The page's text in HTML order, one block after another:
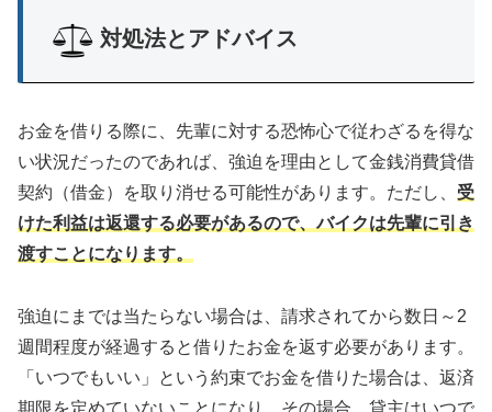
対処法とアドバイス
お金を借りる際に、先輩に対する恐怖心で従わざるを得な
い状況だったのであれば、強迫を理由として金銭消費貸借
契約（借金）を取り消せる可能性があります。ただし、 受
けた利益は返還する必要があるので、バイクは先輩に引き
渡すことになります。
強迫にまでは当たらない場合は、請求されてから数日～2
週間程度が経過すると借りたお金を返す必要があります。
「いつでもいい」という約束でお金を借りた場合は、返済